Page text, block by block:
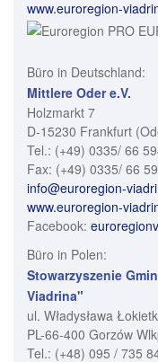
www.euroregion-
Büro in Deutschland:
Mittlere Oder e.V.
Holzmarkt 7
D-15230 Frankfurt
Tel.: (+49) 0335/ 66
Fax: (+49) 0335/ 66
info@euroregion-
www.euroregion-
Facebook:
Büro in Polen:
Stowarzyszenie
Viadrina"
ul. Władysława
PL-66-400 Gorzów
Tel.: (+48) 095 / 735